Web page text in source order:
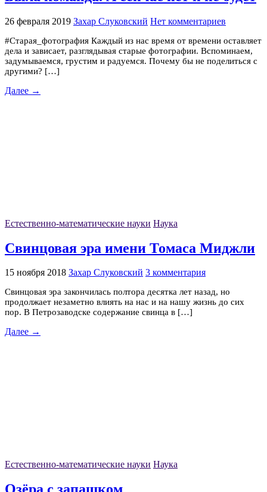
26 февраля 2019 Захар Слуковский Нет комментариев
#Старая_фотография Каждый из нас время от времени оставляет
дела и зависает, разглядывая старые фотографии. Вспоминаем,
задумываемся, грустим и радуемся. Почему бы не поделиться с
другими? […]
Далее →
Естественно-математические науки Наука
Свинцовая эра имени Томаса Миджли
15 ноября 2018 Захар Слуковский 3 комментария
Свинцовая эра закончилась полтора десятка лет назад, но
продолжает незаметно влиять на нас и на нашу жизнь до сих
пор. В Петрозаводске содержание свинца в […]
Далее →
Естественно-математические науки Наука